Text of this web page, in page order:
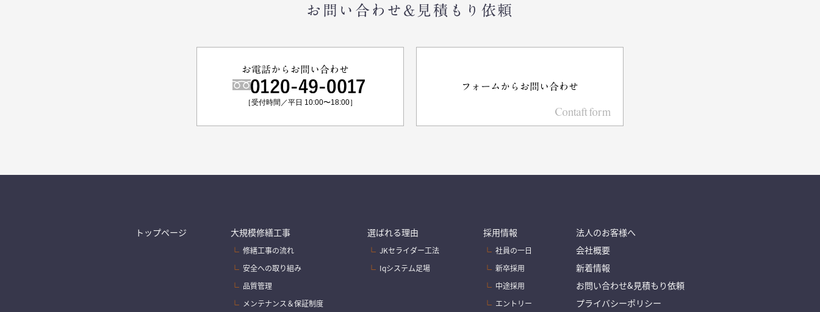
お問い合わせ&見積もり依頼
お電話からお問い合わせ
［受付時間／平日 10:00〜18:00］
Contaft form
フォームからお問い合わせ
トップページ 大規模修繕工事
修繕工事の流れ
安全への取り組み
品質管理
メンテナンス＆保証制度
選ばれる理由
JKセライダー工法
Iqシステム足場
採用情報
社員の一日
新卒採用
中途採用
エントリー
法人のお客様へ
会社概要
新着情報
お問い合わせ&見積もり依頼
プライバシーポリシー